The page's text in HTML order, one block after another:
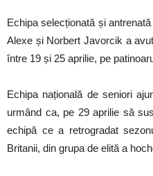
Echipa selecționată și
Alexe și Norbert Javorcik a
între 19 și 25 aprilie, pe
Echipa națională de seniori
urmând ca, pe 29 aprilie să
echipă ce a retrogradat
Britanii, din grupa de elită a